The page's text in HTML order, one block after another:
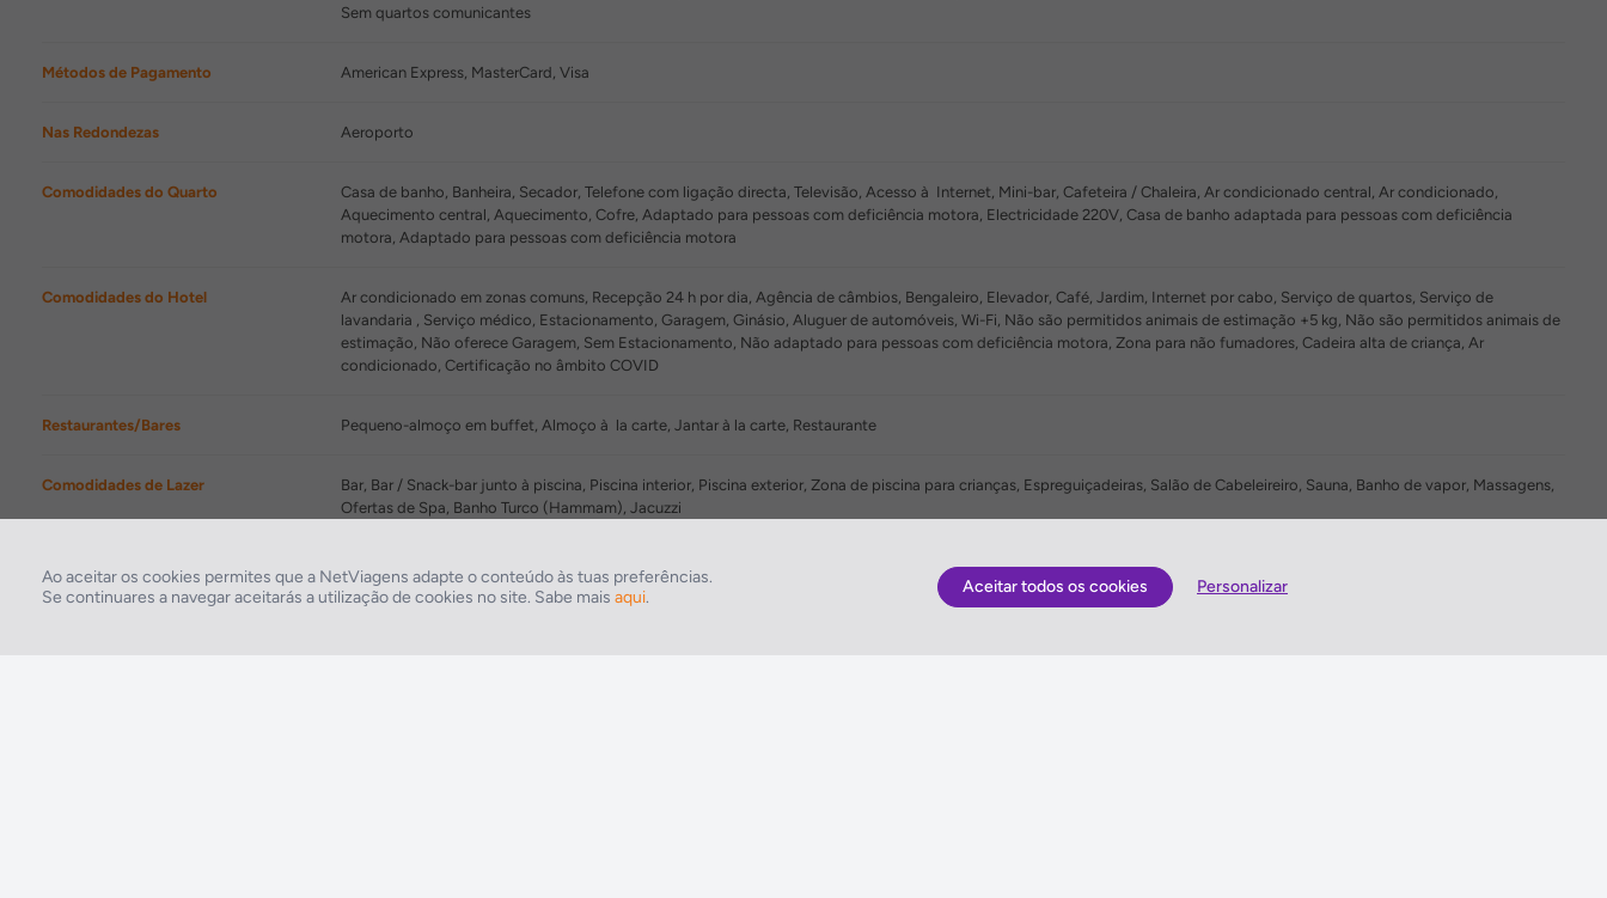
Sem quartos comunicantes
Métodos de Pagamento American Express, MasterCard, Visa
Nas Redondezas Aeroporto
Comodidades do Quarto
Casa de banho, Banheira, Secador, Telefone com ligação directa, Televisão, Acesso à Internet, Mini-bar, Cafeteira / Chaleira, Ar condicionado central, Ar condicionado,
Aquecimento central, Aquecimento, Cofre, Adaptado para pessoas com deficiência motora, Electricidade 220V, Casa de banho adaptada para pessoas com deficiência
motora, Adaptado para pessoas com deficiência motora
Comodidades do Hotel
Ar condicionado em zonas comuns, Recepção 24 h por dia, Agência de câmbios, Bengaleiro, Elevador, Café, Jardim, Internet por cabo, Serviço de quartos, Serviço de
lavandaria , Serviço médico, Estacionamento, Garagem, Ginásio, Aluguer de automóveis, Wi-Fi, Não são permitidos animais de estimação +5 kg, Não são permitidos animais de
estimação, Não oferece Garagem, Sem Estacionamento, Não adaptado para pessoas com deficiência motora, Zona para não fumadores, Cadeira alta de criança, Ar
condicionado, Certificação no âmbito COVID
Restaurantes/Bares Pequeno-almoço em buffet, Almoço à la carte, Jantar à la carte, Restaurante
Comodidades de Lazer
Bar, Bar / Snack-bar junto à piscina, Piscina interior, Piscina exterior, Zona de piscina para crianças, Espreguiçadeiras, Salão de Cabeleireiro, Sauna, Banho de vapor, Massagens,
Ofertas de Spa, Banho Turco (Hammam), Jacuzzi
Comodidades para Negócios Sala de conferências: 9, Centro de negócios
Ao aceitar os cookies permites que a NetViagens adapte o conteúdo às tuas preferências.
Se continuares a navegar aceitarás a utilização de cookies no site. Sabe mais aqui.
Aceitar todos os cookies Personalizar